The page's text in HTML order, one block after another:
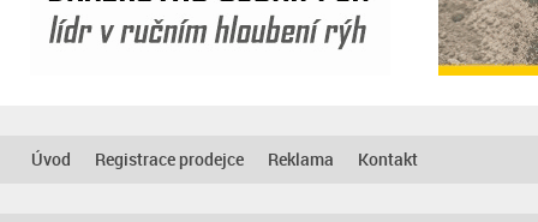
Úvod Registrace prodejce Reklama Kontakt